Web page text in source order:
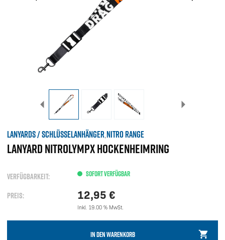
LANYARDS / SCHLÜSSELANHÄNGER,NITRO RANGE
LANYARD NITROLYMPX HOCKENHEIMRING
VERFÜGBARKEIT: SOFORT VERFÜGBAR
PREIS: 12,95 €
Inkl. 19.00 % MwSt.
IN DEN WARENKORB